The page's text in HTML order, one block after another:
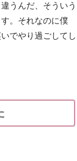
うんだ、そういう
。それなのに僕
でやり過ごしてし